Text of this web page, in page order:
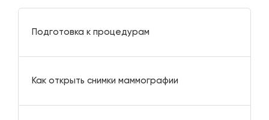
Подготовка к процедурам
Как открыть снимки маммографии